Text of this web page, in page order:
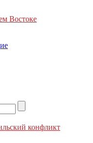
Востоке
конфликт